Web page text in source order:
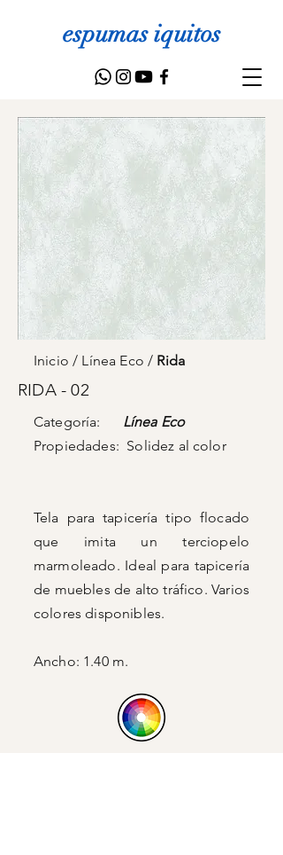
espumas iquitos
Inicio/ Línea Eco/ Rida
RIDA - 02
Categoría: Línea Eco
Propiedades: Solidez al color
Tela para tapicería tipo flocado
que imita un terciopelo
marmoleado. Ideal para tapicería
de muebles de alto tráfico. Varios
colores disponibles.
Ancho: 1.40 m.